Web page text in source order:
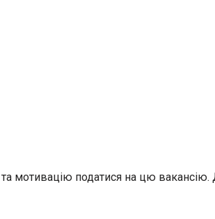
мотивацію податися на цю